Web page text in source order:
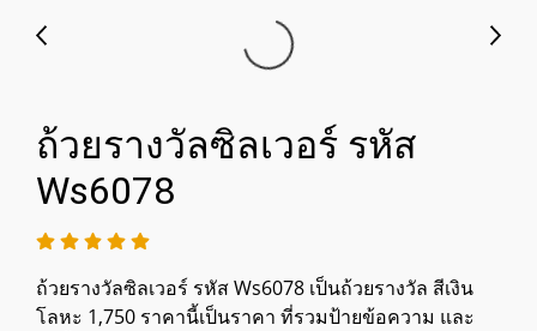
ถ้วยรางวัลซิลเวอร์ รหัส
Ws6078
ถ้วยรางวัลซิลเวอร์ รหัส Ws6078 เป็นถ้วยรางวัล สีเงิน
โลหะ 1,750 ราคานี้เป็นราคา ที่รวมป้ายข้อความ และ